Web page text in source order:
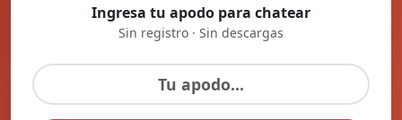
Ingresa tu apodo para chatear
Sin registro · Sin descargas